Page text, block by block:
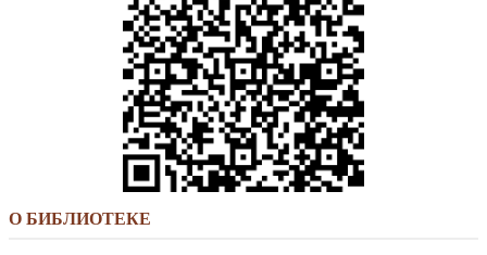
О БИБЛИОТЕКЕ